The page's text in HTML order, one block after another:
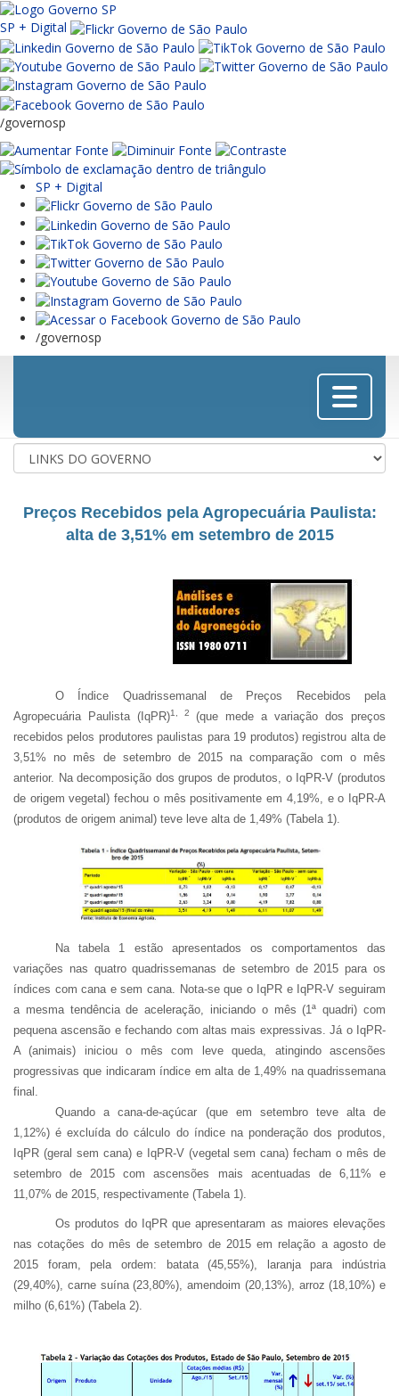
SP + Digital
/governosp
SP + Digital
/governosp
Menu
Preços Recebidos pela Agropecuária Paulista:
alta de 3,51% em setembro de 2015
O Índice Quadrissemanal de Preços Recebidos pela
Agropecuária Paulista (IqPR)1, 2 (que mede a variação dos preços
recebidos pelos produtores paulistas para 19 produtos) registrou alta de
3,51% no mês de setembro de 2015 na comparação com o mês
anterior. Na decomposição dos grupos de produtos, o IqPR-V (produtos
de origem vegetal) fechou o mês positivamente em 4,19%, e o IqPR-A
(produtos de origem animal) teve leve alta de 1,49% (Tabela 1).
Na tabela 1 estão apresentados os comportamentos das
variações nas quatro quadrissemanas de setembro de 2015 para os
índices com cana e sem cana. Nota-se que o IqPR e IqPR-V seguiram
a mesma tendência de aceleração, iniciando o mês (1ª quadri) com
pequena ascensão e fechando com altas mais expressivas. Já o IqPR-
A (animais) iniciou o mês com leve queda, atingindo ascensões
progressivas que indicaram índice em alta de 1,49% na quadrissemana
final.
Quando a cana-de-açúcar (que em setembro teve alta de
1,12%) é excluída do cálculo do índice na ponderação dos produtos,
IqPR (geral sem cana) e IqPR-V (vegetal sem cana) fecham o mês de
setembro de 2015 com ascensões mais acentuadas de 6,11% e
11,07% de 2015, respectivamente (Tabela 1).
Os produtos do IqPR que apresentaram as maiores elevações
nas cotações do mês de setembro de 2015 em relação a agosto de
2015 foram, pela ordem: batata (45,55%), laranja para indústria
(29,40%), carne suína (23,80%), amendoim (20,13%), arroz (18,10%) e
milho (6,61%) (Tabela 2).